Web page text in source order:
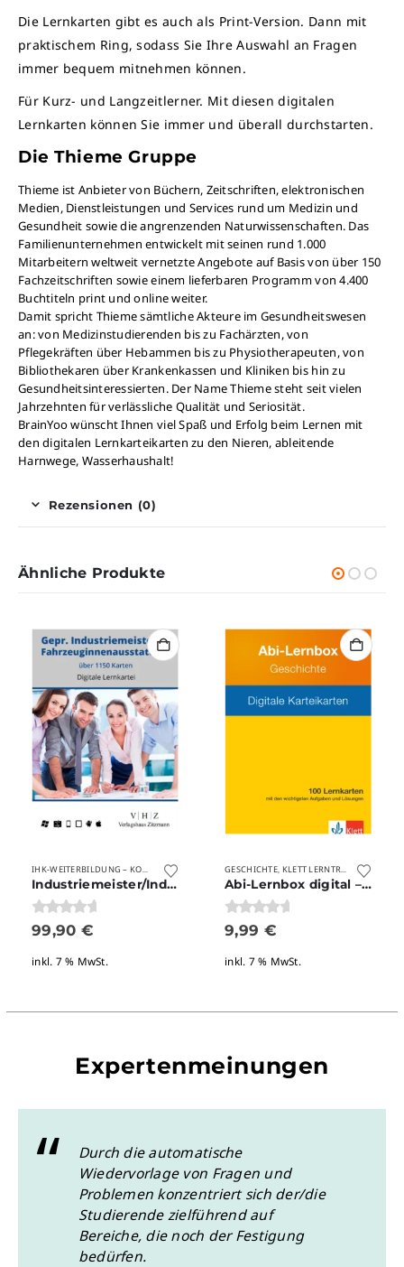
Die Lernkarten gibt es auch als Print-Version. Dann mit
praktischem Ring, sodass Sie Ihre Auswahl an Fragen
immer bequem mitnehmen können.
Für Kurz- und Langzeitlerner. Mit diesen digitalen
Lernkarten können Sie immer und überall durchstarten.
Die Thieme Gruppe
Thieme ist Anbieter von Büchern, Zeitschriften, elektronischen
Medien, Dienstleistungen und Services rund um Medizin und
Gesundheit sowie die angrenzenden Naturwissenschaften. Das
Familienunternehmen entwickelt mit seinen rund 1.000
Mitarbeitern weltweit vernetzte Angebote auf Basis von über 150
Fachzeitschriften sowie einem lieferbaren Programm von 4.400
Buchtiteln print und online weiter.
Damit spricht Thieme sämtliche Akteure im Gesundheitswesen
an: von Medizinstudierenden bis zu Fachärzten, von
Pflegekräften über Hebammen bis zu Physiotherapeuten, von
Bibliothekaren über Krankenkassen und Kliniken bis hin zu
Gesundheitsinteressierten. Der Name Thieme steht seit vielen
Jahrzehnten für verlässliche Qualität und Seriosität.
BrainYoo wünscht Ihnen viel Spaß und Erfolg beim Lernen mit
den digitalen Lernkarteikarten zu den Nieren, ableitende
Harnwege, Wasserhaushalt!
Rezensionen (0)
Ähnliche Produkte
,VERLAGE,VERLAGSHAUS ZITZMANN WEITERBILDUNG
,BRANDSCHUTZ, VERLAGE WEITERBILDUNGINDUSTRIEMEISTER,INDUSTRIEMEISTER
Industriemeister/Industriemeisterin Fahrzeuginnenausstattung
0von 5
99,90 €
inkl. 7 % MwSt.
GESCHICHTE KLETT LERNTRAINING
Abi-Lernbox digital – GESCHICHTE 2.0
0von 5
9,99 €
inkl. 7 % MwSt.
Expertenmeinungen
Durch die automatische
Wiedervorlage von Fragen und
Problemen konzentriert sich der/die
Studierende zielführend auf
Bereiche, die noch der Festigung
bedürfen.